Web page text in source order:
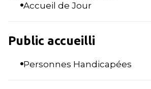
Accueil de Jour
Public accueilli
Personnes Handicapées